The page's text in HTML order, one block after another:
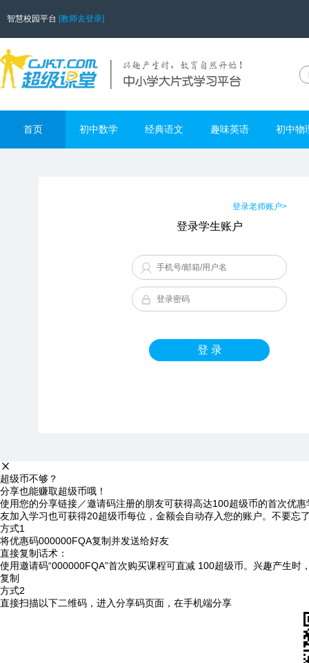
智慧校园平台 [教师去登录]
首页 初中数学 经典语文 趣味英语 初中物
登录老师账户>
登录学生账户
登 录
超级币不够？
分享也能赚取超级币哦！
使用您的分享链接／邀请码注册的朋友可获得高达100超级币的首次优
友加入学习也可获得20超级币每位，金额会自动存入您的账户。不要忘
方式1
将优惠码000000FQA复制并发送给好友
直接复制话术：
使用邀请码“000000FQA”首次购买课程可直减 100超级币。兴趣产生时
复制
方式2
直接扫描以下二维码，进入分享码页面，在手机端分享